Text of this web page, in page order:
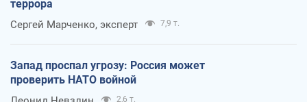
террора
Сергей Марченко, эксперт 7,9 т.
Запад проспал угрозу: Россия может
проверить НАТО войной
2,6 т.